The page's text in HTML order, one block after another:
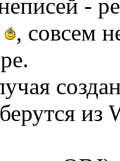
-
, совсем
из